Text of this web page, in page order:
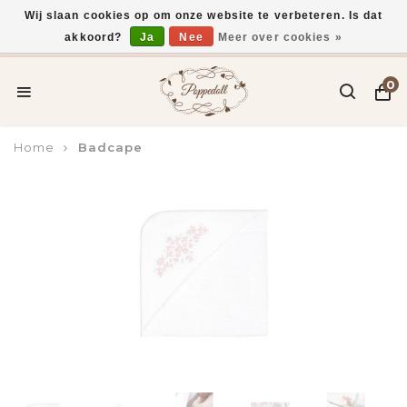
Voor 15:00 uur besteld, vandaag verzonden*
0
Home Badcape
Wij slaan cookies op om onze website te verbeteren. Is dat
akkoord?
Ja Nee Meer over cookies »